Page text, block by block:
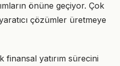
önüne geçiyor. Çok
çözümler üretmeye
finansal yatırım sürecini